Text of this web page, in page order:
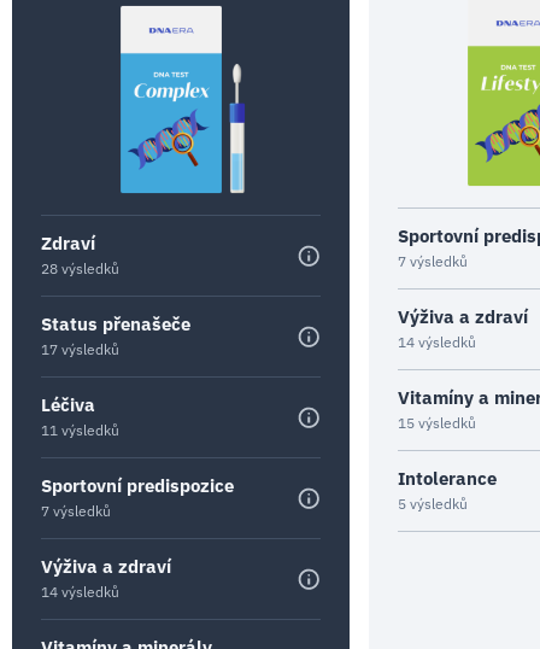
Zdraví
28 výsledků
Status přenašeče
17 výsledků
Léčiva
11 výsledků
Sportovní predispozice
7 výsledků
Výživa a zdraví
14 výsledků
Sportovní
7 výsledků
Výživa a zdraví
14 výsledků
Vitamíny a
15 výsledků
Intolerance
5 výsledků